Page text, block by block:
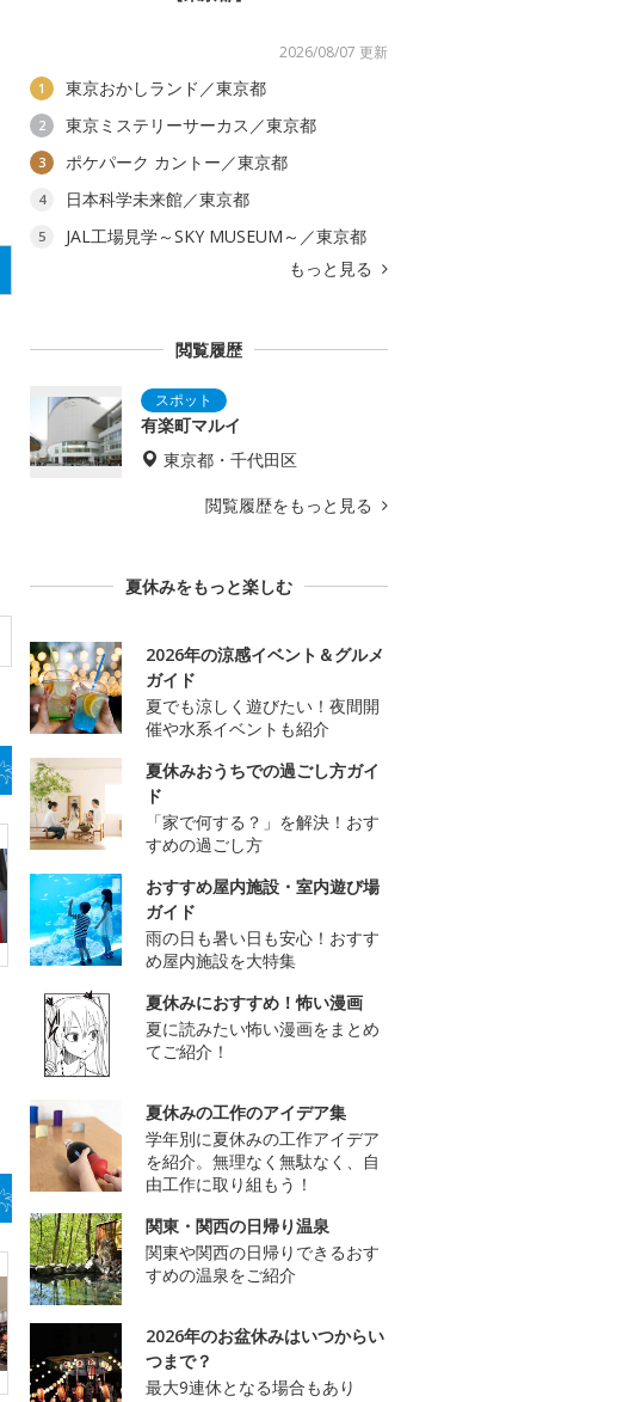
2026/08/07 更新
1 東京おかしランド／東京都
2 東京ミステリーサーカス／東京都
3 ポケパーク カントー／東京都
4 日本科学未来館／東京都
5
JAL工場見学～SKY MUSEUM～／東京都
もっと見る
閲覧履歴
有楽町マルイ
東京都・千代田区
閲覧履歴をもっと見る
夏休みをもっと楽しむ
2026年の涼感イベント＆グルメ
ガイド
夏でも涼しく遊びたい！夜間開
催や水系イベントも紹介
夏休みおうちでの過ごし方ガイ
ド
「家で何する？」を解決！おす
すめの過ごし方
おすすめ屋内施設・室内遊び場
ガイド
雨の日も暑い日も安心！おすす
め屋内施設を大特集
夏休みにおすすめ！怖い漫画
夏に読みたい怖い漫画をまとめ
てご紹介！
夏休みの工作のアイデア集
学年別に夏休みの工作アイデア
を紹介。無理なく無駄なく、自
由工作に取り組もう！
関東・関西の日帰り温泉
関東や関西の日帰りできるおす
すめの温泉をご紹介
2026年のお盆休みはいつからい
つまで？
最大9連休となる場合もあり